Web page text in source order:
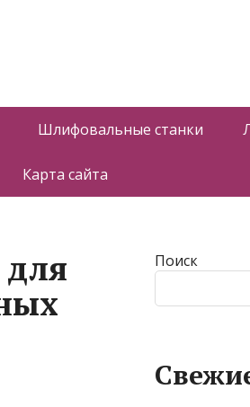
Шлифовальные станки
Карта сайта
для
Поиск